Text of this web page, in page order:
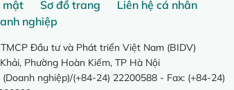
mật Sơ đồ trang
Liên hệ cá nhân
nghiệp
Đầu tư và Phát triển Việt Nam (BIDV)
Phường Hoàn Kiếm, TP Hà Nội
nghiệp)/(+84-24) 22200588 - Fax: (+84-24)